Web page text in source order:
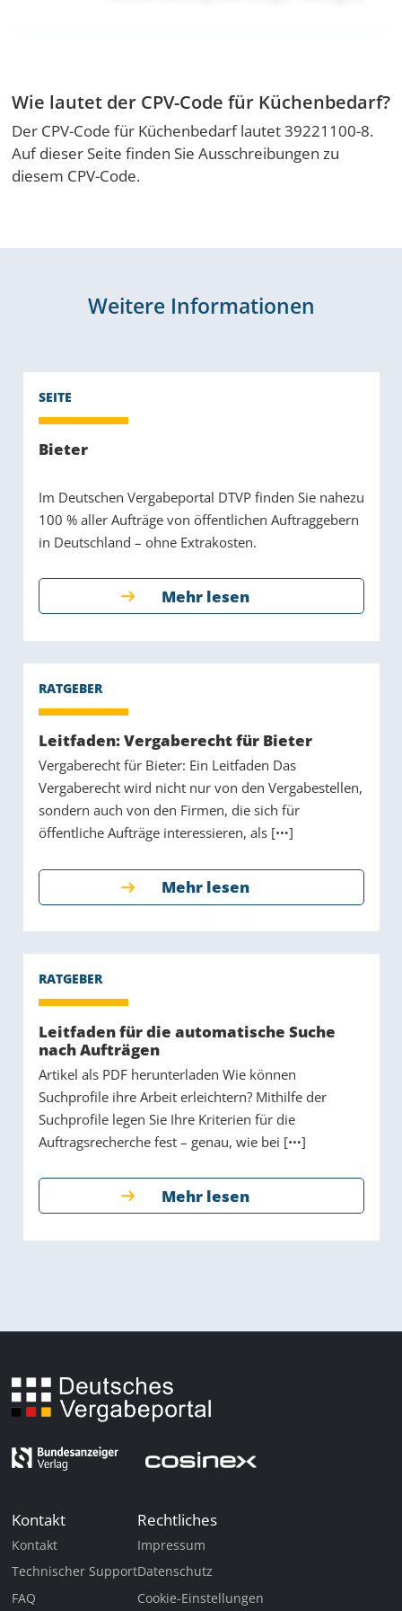
Wie lautet der CPV-Code für Küchenbedarf?
Der CPV-Code für Küchenbedarf lautet 39221100-8.
Auf dieser Seite finden Sie Ausschreibungen zu
diesem CPV-Code.
Weitere Informationen
Bieter
Im Deutschen Vergabeportal DTVP finden Sie nahezu
100 % aller Aufträge von öffentlichen Auftraggebern
in Deutschland – ohne Extrakosten.
Mehr lesen
Leitfaden: Vergaberecht für Bieter
Vergaberecht für Bieter: Ein Leitfaden Das
Vergaberecht wird nicht nur von den Vergabestellen,
sondern auch von den Firmen, die sich für
öffentliche Aufträge interessieren, als [
]
Mehr lesen
Leitfaden für die automatische Suche
nach Aufträgen
Artikel als PDF herunterladen Wie können
Suchprofile ihre Arbeit erleichtern? Mithilfe der
Suchprofile legen Sie Ihre Kriterien für die
Auftragsrecherche fest – genau, wie bei [
]
Mehr lesen
Kontakt
Kontakt
Technischer Support
FAQ
Rechtliches
Impressum
Datenschutz
Cookie-Einstellungen